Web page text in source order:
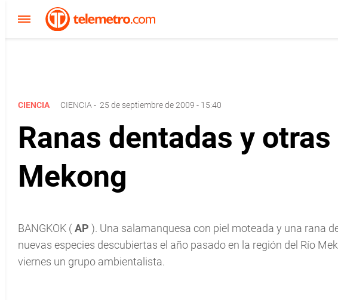
CIENCIA CIENCIA - 25 de septiembre de 2009 - 15:40
Ranas dentadas y
Mekong
BANGKOK (AP ). Una salamanquesa con piel moteada y una rana
nuevas especies descubiertas el año pasado en la región del Río
viernes un grupo ambientalista.